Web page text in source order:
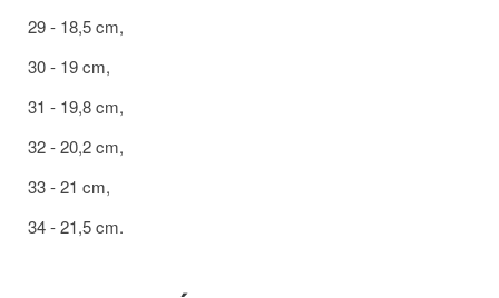
29 - 18,5 cm,
30 - 19 cm,
31 - 19,8 cm,
32 - 20,2 cm,
33 - 21 cm,
34 - 21,5 cm.